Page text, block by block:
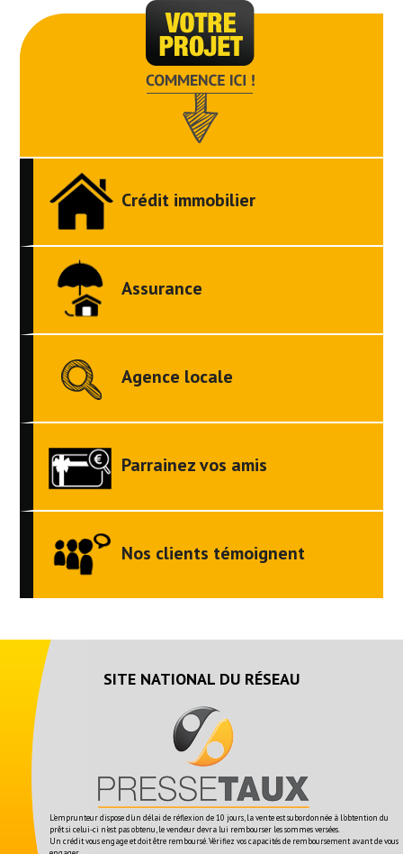
Crédit immobilier
Assurance
Agence locale
Parrainez vos amis
Nos clients témoignent
SITE NATIONAL DU RÉSEAU
L'emprunteur dispose d'un délai de réflexion de 10 jours, la vente est subordonnée à l'obtention du
prêt si celui-ci n'est pas obtenu, le vendeur devra lui rembourser les sommes versées.
Un crédit vous engage et doit être remboursé. Vérifiez vos capacités de remboursement avant de vous